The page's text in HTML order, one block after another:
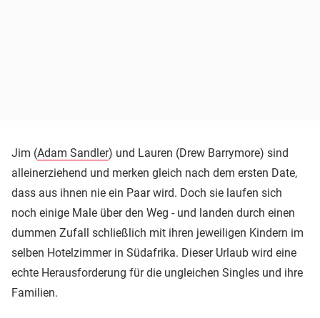
Jim (Adam Sandler) und Lauren (Drew Barrymore) sind
alleinerziehend und merken gleich nach dem ersten Date,
dass aus ihnen nie ein Paar wird. Doch sie laufen sich
noch einige Male über den Weg - und landen durch einen
dummen Zufall schließlich mit ihren jeweiligen Kindern im
selben Hotelzimmer in Südafrika. Dieser Urlaub wird eine
echte Herausforderung für die ungleichen Singles und ihre
Familien.